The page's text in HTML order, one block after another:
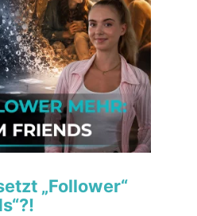
„Follower“